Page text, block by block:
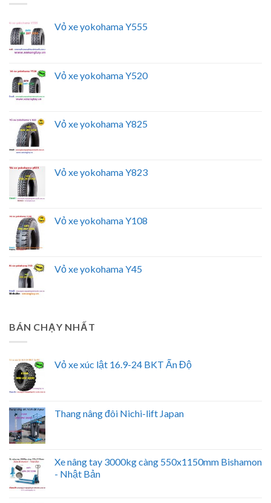
Vỏ xe yokohama Y555
Vỏ xe yokohama Y520
Vỏ xe yokohama Y825
Vỏ xe yokohama Y823
Vỏ xe yokohama Y108
Vỏ xe yokohama Y45
BÁN CHẠY NHẤT
Vỏ xe xúc lật 16.9-24 BKT Ấn Độ
Thang nâng đôi Nichi-lift Japan
Xe nâng tay 3000kg càng 550x1150mm Bishamon
- Nhật Bản